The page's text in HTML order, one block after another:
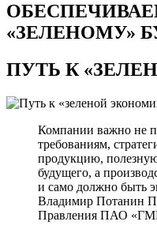
«ЗЕЛЕНОМУ»
ПУТЬ К
Компании важно не
требованиям,
продукцию,
будущего, а
и само должно быть
Владимир Потанин
Правления ПАО